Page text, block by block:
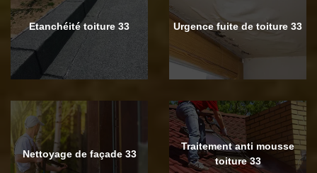
Etanchéité toiture 33 Urgence fuite de toiture 33
Nettoyage de façade 33
Traitement anti mousse
toiture 33